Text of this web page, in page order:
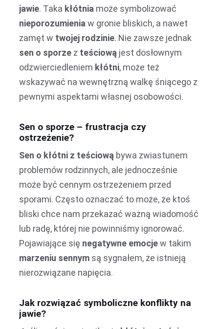
jawie. Taka kłótnia może symbolizować
nieporozumienia w gronie bliskich, a nawet
zamęt w twojej rodzinie. Nie zawsze jednak
sen o sporze z teściową jest dosłownym
odzwierciedleniem kłótni, może też
wskazywać na wewnętrzną walkę śniącego z
pewnymi aspektami własnej osobowości.
Sen o sporze – frustracja czy
ostrzeżenie?
Sen o kłótni z teściową bywa zwiastunem
problemów rodzinnych, ale jednocześnie
może być cennym ostrzeżeniem przed
sporami. Często oznaczać to może, że ktoś
bliski chce nam przekazać ważną wiadomość
lub radę, której nie powinniśmy ignorować.
Pojawiające się negatywne emocjew takim
marzeniu sennym są sygnałem, że istnieją
nierozwiązane napięcia.
Jak rozwiązać symboliczne konflikty na
jawie?